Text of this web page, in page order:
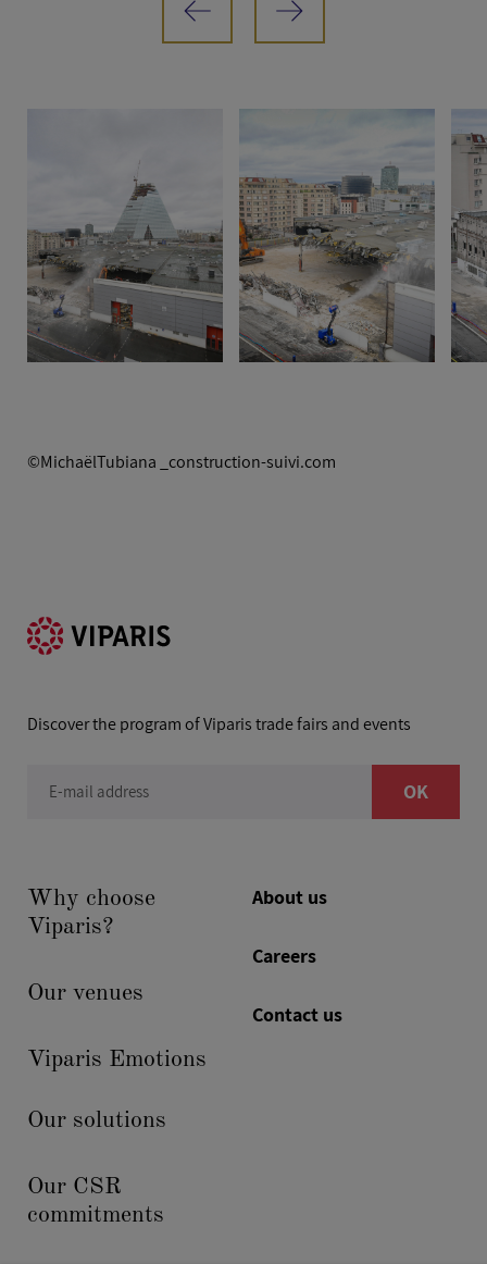
©MichaëlTubiana _construction-suivi.com
Discover the program of Viparis trade fairs and events
E-mail address OK
Why choose
Viparis?
Our venues
Viparis Emotions
Our solutions
Our CSR
commitments
About us
Careers
Contact us